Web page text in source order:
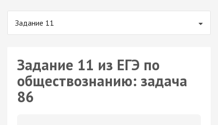
Задание 11
Задание 11 из ЕГЭ по
обществознанию: задача
86